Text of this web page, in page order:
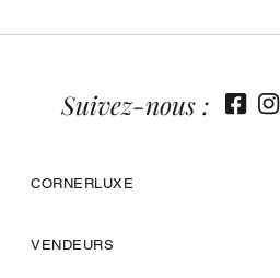
CORNERLUXE
VENDEURS
Suivez-nous :